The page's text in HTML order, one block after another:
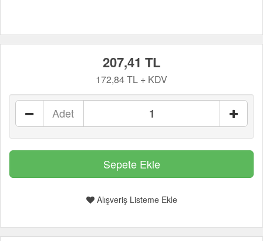
207,41 TL
172,84 TL + KDV
Adet
Alışveriş Listeme Ekle